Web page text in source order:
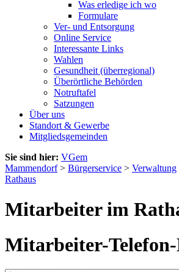
Was erledige ich wo
Formulare
Ver- und Entsorgung
Online Service
Interessante Links
Wahlen
Gesundheit (überregional)
Überörtliche Behörden
Notruftafel
Satzungen
Über uns
Standort & Gewerbe
Mitgliedsgemeinden
Sie sind hier: VGem
Mammendorf> Bürgerservice > Verwaltung
Rathaus
Mitarbeiter im
Mitarbeiter-